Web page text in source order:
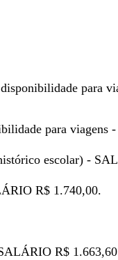
para
para
escolar) -
R$ 1.740,00.
R$